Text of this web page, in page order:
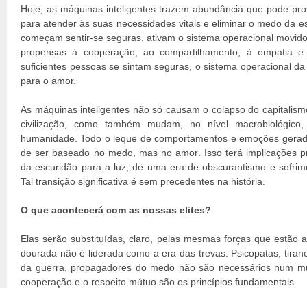
Hoje, as máquinas inteligentes trazem abundância que pode
para atender às suas necessidades vitais e eliminar o medo da
começam sentir-se seguras, ativam o sistema operacional
propensas à cooperação, ao compartilhamento, à empatia
suficientes pessoas se sintam seguras, o sistema operacional
para o amor.
As máquinas inteligentes não só causam o colapso do
civilização, como também mudam, no nível
humanidade. Todo o leque de comportamentos e emoções
de ser baseado no medo, mas no amor. Isso terá implicações
da escuridão para a luz; de uma era de obscurantismo e
Tal transição significativa é sem precedentes na história.
O que acontecerá com as nossas elites?
Elas serão substituídas, claro, pelas mesmas forças que estão
dourada não é liderada como a era das trevas. Psicopatas,
da guerra, propagadores do medo não são necessários num
cooperação e o respeito mútuo são os princípios fundamentais.